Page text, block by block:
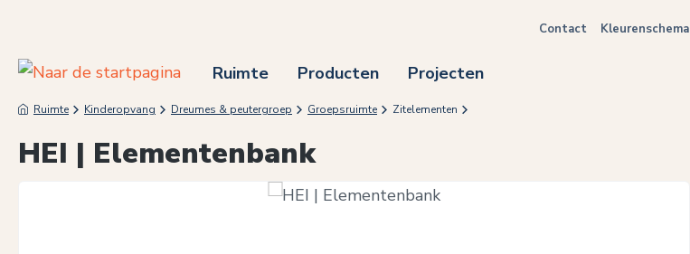
Contact Kleurenschema
Ruimte Producten Projecten
Ruimte Kinderopvang Dreumes & peutergroep Groepsruimte Zitelementen
HEI | Elementenbank